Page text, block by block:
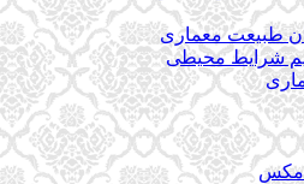
طبیعت معماری
شرایط محیطی
ﻣﮑﺲ